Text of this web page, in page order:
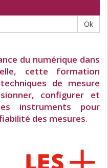
Ok
du numérique dans
cette formation
de mesure
configurer et
instruments pour
des mesures.